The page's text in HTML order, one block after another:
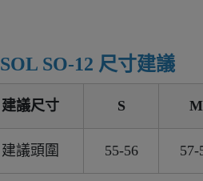
SOL SO-12 尺寸建議
建議尺寸 S M
建議頭圍 55-56 57-